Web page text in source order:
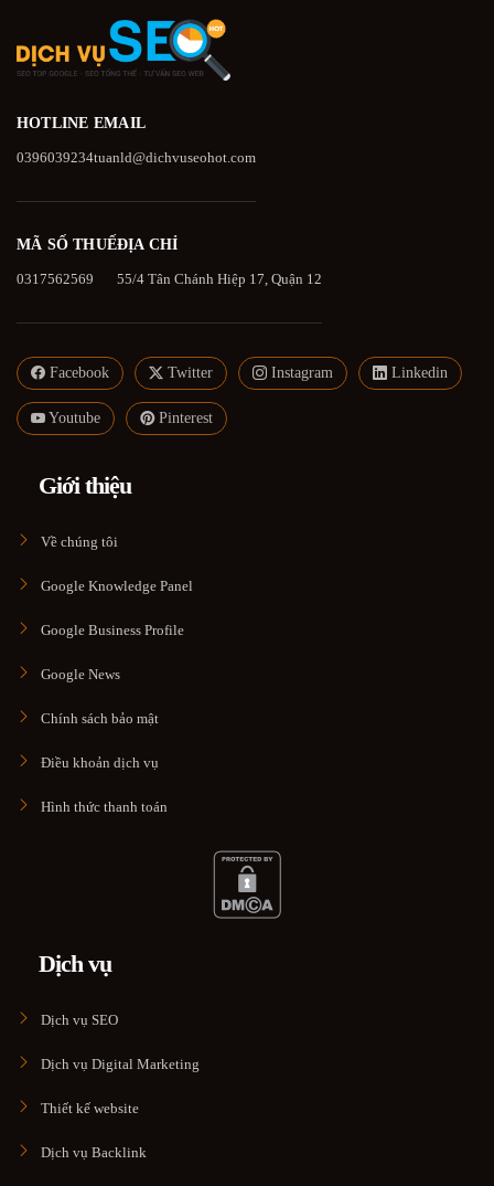
HOTLINE
0396039234
EMAIL
tuanld@dichvuseohot.com
MÃ SỐ THUẾ
0317562569
ĐỊA CHỈ
55/4 Tân Chánh Hiệp 17, Quận 12
Facebook Twitter Instagram Linkedin
Youtube Pinterest
Giới thiệu
Về chúng tôi
Google Knowledge Panel
Google Business Profile
Google News
Chính sách bảo mật
Điều khoản dịch vụ
Hình thức thanh toán
Dịch vụ
Dịch vụ SEO
Dịch vụ Digital Marketing
Thiết kế website
Dịch vụ Backlink